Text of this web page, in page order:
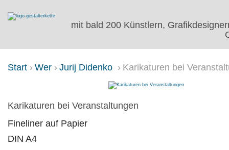
mit bald 200 Künstlern,
Start Wer Jurij Didenko Karikaturen bei
KARIKATUREN BEI
Karikaturen bei Veranstaltungen
Fineliner auf Papier
DIN A4